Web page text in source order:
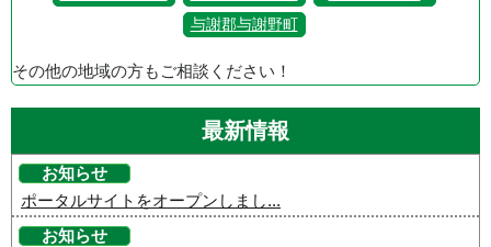
与謝郡与謝野町
その他の地域の方もご相談ください！
最新情報
お知らせ
ポータルサイトをオープンしまし...
お知らせ